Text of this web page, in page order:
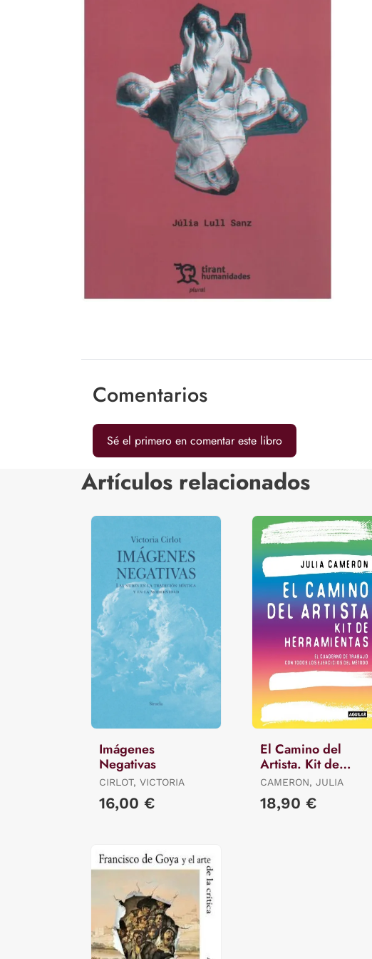
Comentarios
Sé el primero en comentar este libro
Artículos relacionados
Imágenes
Negativas
CIRLOT, VICTORIA
16,00 €
El Camino del
Artista. Kit de
Herramientas
CAMERON, JULIA
18,90 €